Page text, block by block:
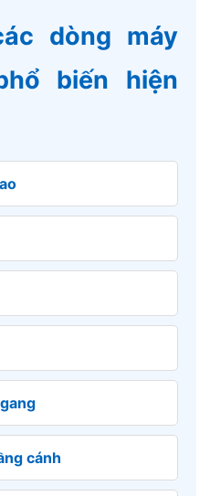
dòng máy
biến hiện
cánh